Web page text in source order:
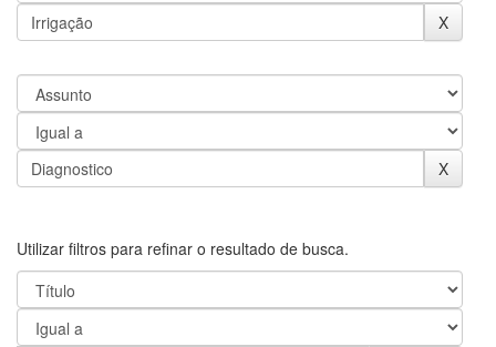
Utilizar filtros para refinar o resultado de busca.